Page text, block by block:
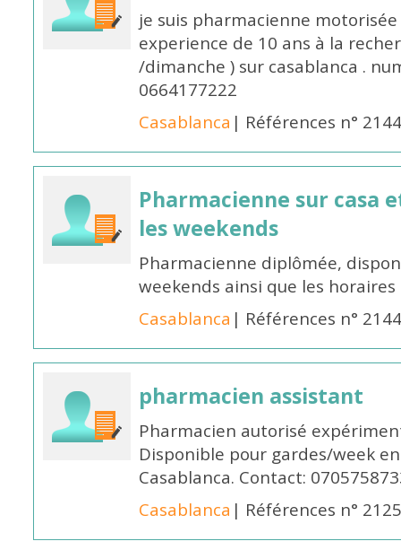
je suis pharmacienne
experience de 10 ans à la
/dimanche ) sur casablanca .
0664177222
Casablanca | Références n°
Pharmacienne sur casa
les weekends
Pharmacienne diplômée,
weekends ainsi que les
Casablanca | Références n°
pharmacien assistant
Pharmacien autorisé
Disponible pour gardes/week
Casablanca. Contact:
Casablanca | Références n°